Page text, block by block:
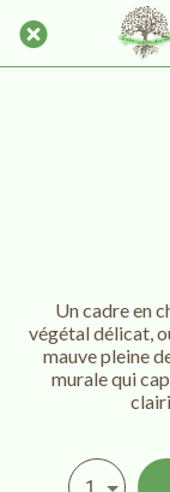
Un cadre en
végétal délicat,
mauve pleine
murale qui